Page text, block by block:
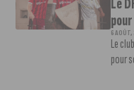
Le
6
Le
pour